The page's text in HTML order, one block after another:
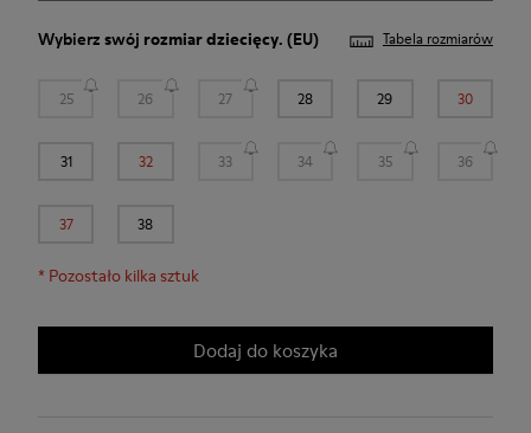
Wybierz swój rozmiar dziecięcy. (EU) Tabela rozmiarów
25 26 27 28 29 30
31 32 33 34 35 36
37 38
* Pozostało kilka sztuk
Dodaj do koszyka